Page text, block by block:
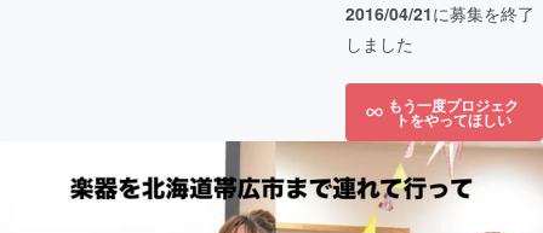
2016/04/21に募集を終了
しました
もう一度プロジェク
トをやってほしい